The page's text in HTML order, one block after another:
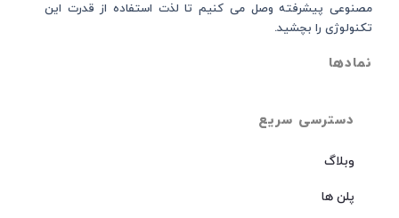
دسترسی سریع
وبلاگ
پلن ها
مصنوعی پیشرفته وصل می کنیم تا لذت استفاده از قدرت این
تکنولوژی را بچشید.
نمادها